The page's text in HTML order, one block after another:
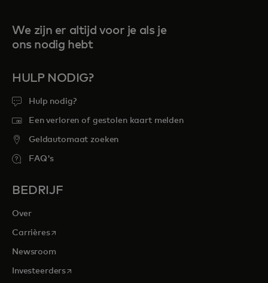
We zijn er altijd voor je als je
ons nodig hebt
HULP NODIG?
Hulp nodig?
Een verloren of gestolen kaart melden
Geldautomaat zoeken
FAQ's
BEDRIJF
Over
Carrièresopens in a new tab
Newsroom
Investeerdersopens in a new tab